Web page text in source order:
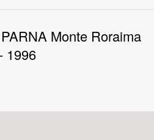
Monte Roraima
- 1996